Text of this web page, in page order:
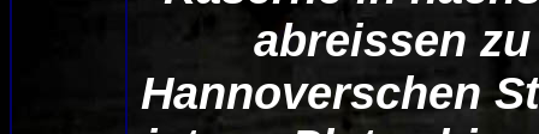
abreissen
Hannoverschen